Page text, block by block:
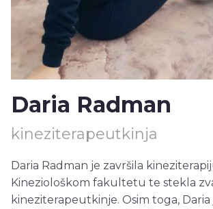
Daria Radman
kineziterapeutkinja
Daria Radman je završila
Kineziološkom fakultetu te stekla
kineziterapeutkinje. Osim toga, Daria